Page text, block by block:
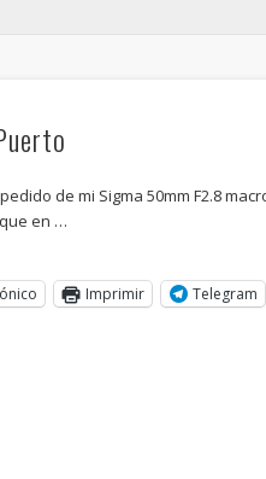
de mi Sigma 50mm F2.8
en …
Imprimir
Telegram